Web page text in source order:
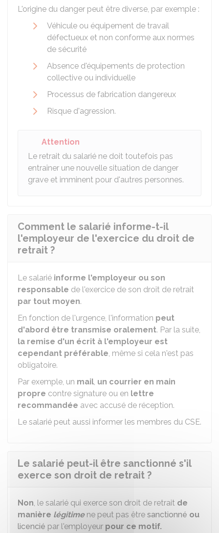
L'origine du danger peut être diverse, par exemple :
Véhicule ou équipement de travail
défectueux et non conforme aux normes
de sécurité
Absence d'équipements de protection
collective ou individuelle
Processus de fabrication dangereux
Risque d'agression.
Attention
Le retrait du salarié ne doit toutefois pas
entraîner une nouvelle situation de danger
grave et imminent pour d'autres personnes.
Comment le salarié informe-t-il
l'employeur de l'exercice du droit de
retrait ?
Le salarié informe l'employeur ou son
responsable de l'exercice de son droit de retrait
par tout moyen.
En fonction de l'urgence, l'information peut
d'abord être transmise oralement. Par la suite,
la remise d'un écrit à l'employeur est
cependant préférable, même si cela n'est pas
obligatoire.
Par exemple, un mail, un courrier en main
propre contre signature ou en lettre
recommandée avec accusé de réception.
Le salarié peut aussi informer les membres du CSE.
Le salarié peut-il être sanctionné s'il
exerce son droit de retrait ?
Non, le salarié qui exerce son droit de retrait de
manière légitimene peut pas être sanctionné ou
licencié par l'employeur pour ce motif.